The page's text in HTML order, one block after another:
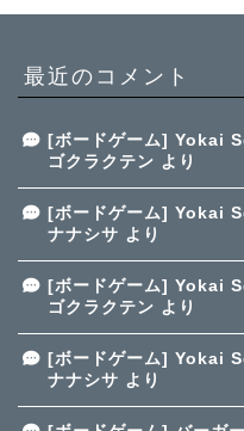
最近のコメント
[ボードゲーム] Yokai
ゴクラクテン より
[ボードゲーム] Yokai
ナナシサ より
[ボードゲーム] Yokai
ゴクラクテン より
[ボードゲーム] Yokai
ナナシサ より